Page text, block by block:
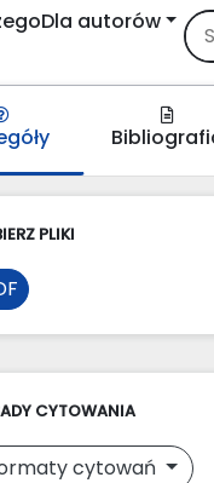
Dla autorów
PLIKI
CYTOWANIA
cytowań